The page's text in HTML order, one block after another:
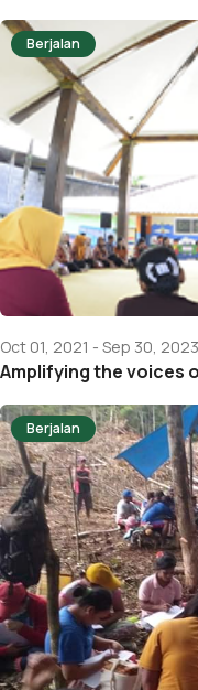
Berjalan
Oct 01, 2021 - Sep 30, 2023
Amplifying the voices
Berjalan